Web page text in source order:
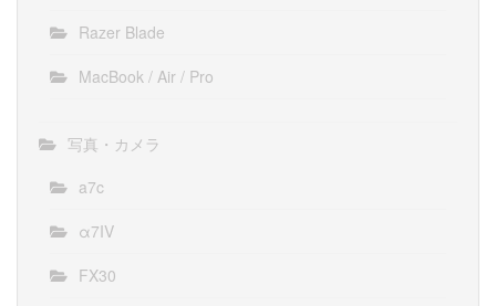
Razer Blade
MacBook / Air / Pro
写真・カメラ
a7c
α7IV
FX30